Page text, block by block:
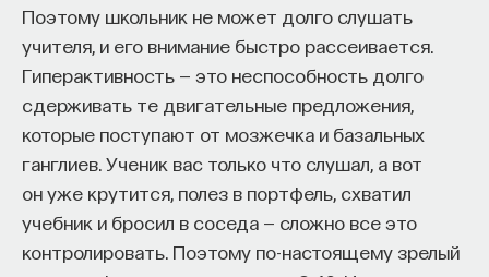
Поэтому школьник не может долго слушать
учителя, и его внимание быстро рассеивается.
Гиперактивность — это неспособность долго
сдерживать те двигательные предложения,
которые поступают от мозжечка и базальных
ганглиев. Ученик вас только что слушал, а вот
он уже крутится, полез в портфель, схватил
учебник и бросил в соседа — сложно все это
контролировать. Поэтому по-настоящему зрелый
«Сама проблема гораздо старше, чем может
показаться. Если преподаватель выдает задание,
студент перепоручает его нейросети, а потом
просто приносит готовый текст, это лишь делает
старую проблему совсем уж неустранимой.
Но и привычная университетская схема, в которой
преподаватель что-то рассказал, студент что-то
записал, а затем попытался пересказать это
наизусть, тоже почти не оставляет места для